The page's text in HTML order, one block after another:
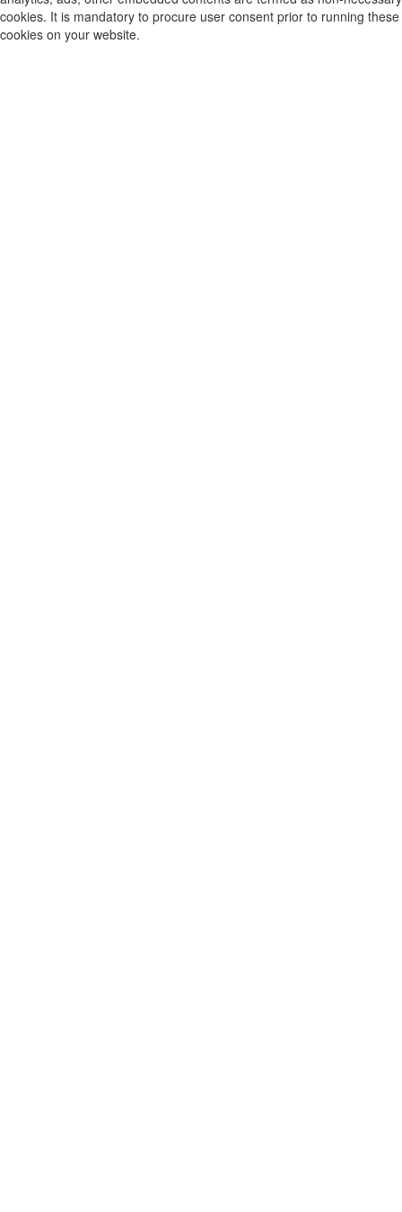
cookies. It is mandatory to procure user consent prior to running these
cookies on your website.